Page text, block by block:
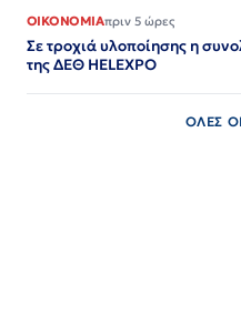
ΟΙΚΟΝΟΜΙΑπριν 5 ώρες
Σε τροχιά υλοποίησης η
της ΔΕΘ HELEXPO
ΟΛΕΣ